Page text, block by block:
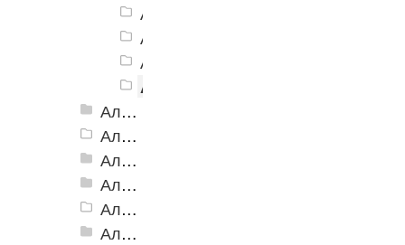
Алюминиевый угол-порог АУ-42,
Алюминиевый угол-порог АУ-42,
Алюминиевый угол-порог АУ-42,
Алюминиевый угол-порог АУ-
Алюминиевый угол-порог АУ-42 (на клеевой основе)
Алюминиевый угол-порог АУ-50 Евро, 2500мм
Алюминиевый угол-порог АУ-50 премиум
Алюминиевый угол-порог с двойной резиновой вставкой АУ-68
Алюминиевый угол-порог АУ-72
Алюминиевый угол-порог с тройной резиновой вставкой АУ-98